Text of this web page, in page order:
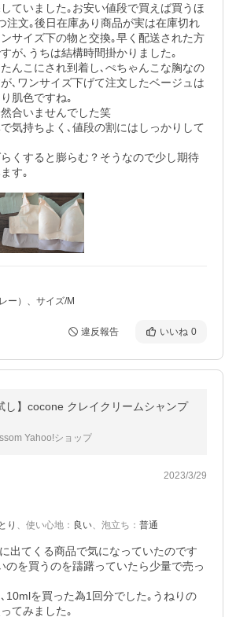
ていました｡お安い値段で買えば買うほ
注文｡後日在庫あり商品が実は在庫切れ
サイズ下の物と交換｡早く配送された方
が､うちは結構時間掛かりました｡
んこにされ到着し､ぺちゃんこな胸なの
､ワンサイズ下げて注文したベージュは
肌色ですね｡
合いませんでした笑
気持ちよく､値段の割にはしっかりして
くすると膨らむ？そうなので少し期待
す｡
ー）、サイズ/M
違反報告 いいね 0
し】cocone クレイクリームシャンプ
Yahoo!ショップ
2023/3/29
り 、 使い心地 ： 良い、 泡立ち ： 普通
出てくる商品で気になっていたのです
のを買うのを躊躇っていたら少量で売っ
10mlを買った為1回分でした｡うねりの
てみました｡